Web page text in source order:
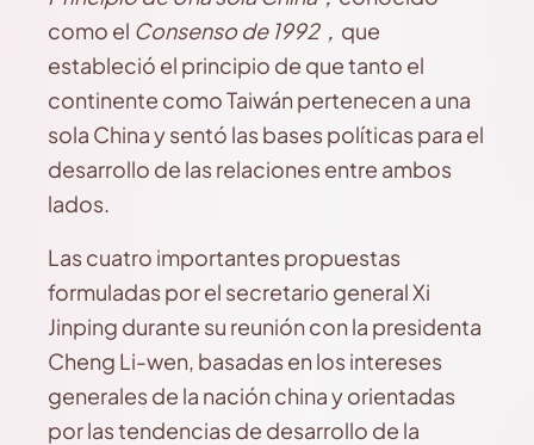
como el Consenso de 1992， que
estableció el principio de que tanto el
continente como Taiwán pertenecen a una
sola China y sentó las bases políticas para el
desarrollo de las relaciones entre ambos
lados.
Las cuatro importantes propuestas
formuladas por el secretario general Xi
Jinping durante su reunión con la presidenta
Cheng Li-wen, basadas en los intereses
generales de la nación china y orientadas
por las tendencias de desarrollo de la